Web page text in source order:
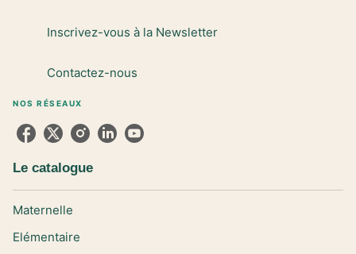
Inscrivez-vous à la Newsletter
Contactez-nous
NOS RÉSEAUX
Le catalogue
Maternelle
Elémentaire